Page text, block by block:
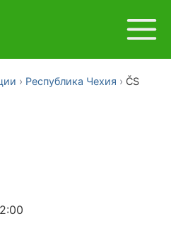
Республика Чехия
ČS